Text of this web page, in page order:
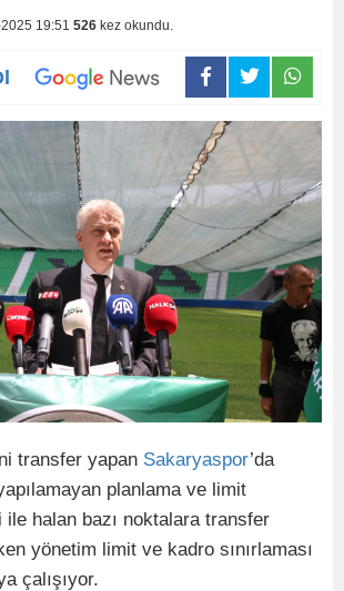
19:51 526 kez okundu.
transfer yapan Sakaryaspor’da
planlama ve limit
ile halan bazı noktalara transfer
yönetim limit ve kadro sınırlaması
çalışıyor.